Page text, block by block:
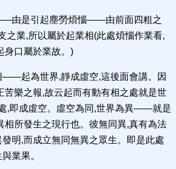
由是引起塵勞煩惱——由前面四粗之
之業,所以屬於起業相(此處煩惱作業看,
身口屬於業故。)
——起為世界,靜成虛空,這後面會講。因
苦樂之報,故云起而有動有相之處就是世
,即成虛空。虛空為同,世界為異——就是
相所發生之現行也。彼無同異,真有為法
明,而成立無同無異之眾生。即是此處
業果。